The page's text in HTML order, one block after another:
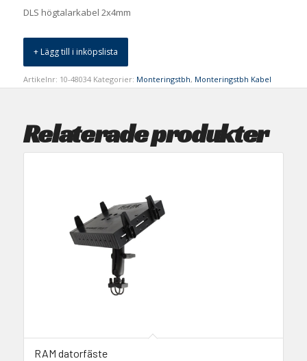
DLS högtalarkabel 2x4mm
+ Lägg till i inköpslista
Artikelnr: 10-48034 Kategorier: Monteringstbh, Monteringstbh Kabel
Relaterade produkter
RAM datorfäste